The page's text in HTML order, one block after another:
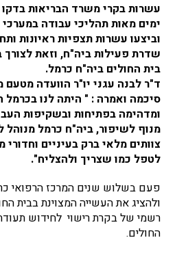
עשרות בקרי משרד הבריאות
ימים מאות תהליכי עבודה
וביצעו עשרות תצפיות ראיונות
שדרת פעילות ביה"ח, וזאת לצורך
בית החולים ביה"ח כרמל.
ד"ר לבנה עגני יו"ר הוועדה
סיכמה ואמרה : " היתה לנו בכרמל
ומדהימה בפתיחות ובשקיפות
מנוף לשיפור, ביה"ח כרמל מנוהל
צוותים מלאי ברק בעיניים וחדורי
לטפל כמו שצריך ולהצליח".
פעם בשלוש שנים המרכז הרפואי
ולהציג את העשייה המצוינת בבית
רשמי של בקרת רישוי לחידוש
החולים.